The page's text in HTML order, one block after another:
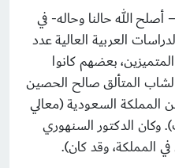
الله حالنا وحاله- في
العربية العالية عدد
المتميزين، بعضهم كانوا
المتألق صالح الحصين
المملكة السعودية (معالي
وكان الدكتور السنهوري
المملكة، وقد كان).